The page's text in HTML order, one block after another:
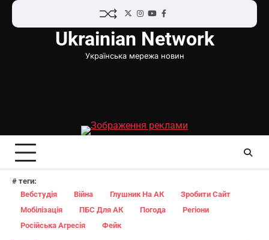
Перейти
TwitterInstagram
YouTubeFacebook
Ukrainian Network
Українська мережа новин
# теги:
Вебстудія
Війна Глушник На АК
Зробити Сайт
Мобілізація
ПБС Для АК Погода
Регіони
Російська Агресія
Фейк